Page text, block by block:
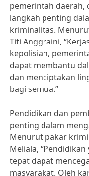
pemerintah daerah,
langkah penting
kriminalitas.
Titi Anggraini,
kepolisian,
dapat membantu
dan menciptakan
bagi semua.”
Pendidikan dan
penting dalam
Menurut pakar
Meliala,
tepat dapat
masyarakat. Oleh